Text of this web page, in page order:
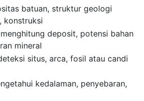
batuan, struktur geologi
konstruksi
deposit, potensi bahan
mineral
situs, arca, fosil atau candi
kedalaman, penyebaran,